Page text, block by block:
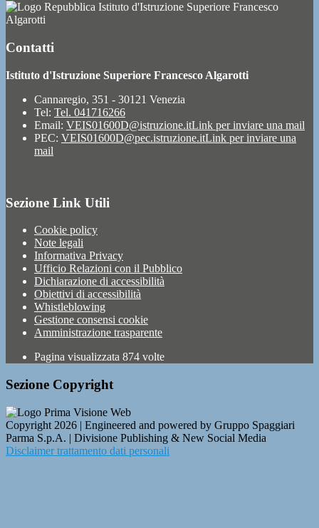
Istituto d'Istruzione Superiore Francesco
Algarotti
Contatti
Istituto d'Istruzione Superiore Francesco Algarotti
Cannaregio, 351 - 30121 Venezia
Tel: Tel. 041716266
Email: VEIS01600D@istruzione.itLink per inviare una mail
PEC: VEIS01600D@pec.istruzione.itLink per inviare una
mail
Sezione Link Utili
Cookie policy
Note legali
Informativa Privacy
Ufficio Relazioni con il Pubblico
Dichiarazione di accessibilità
Obiettivi di accessibilità
Whistleblowing
Gestione consensi cookie
Amministrazione trasparente
Pagina visualizzata 874 volte
Sezione Copyright
Copyright 2026 | Engineered and powered by Gruppo Spaggiari
Parma S.p.A. | Divisione Publishing & New Social Media
Disclaimer trattamento dati personali